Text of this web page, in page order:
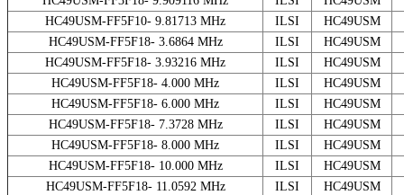
HC49USM-FF5F10- 9.81713 MHz
ILSI
HC49USM
HC49USM-FF5F18- 3.6864 MHz
ILSI
HC49USM
HC49USM-FF5F18- 3.93216 MHz
ILSI
HC49USM
HC49USM-FF5F18- 4.000 MHz
ILSI
HC49USM
HC49USM-FF5F18- 6.000 MHz
ILSI
HC49USM
HC49USM-FF5F18- 7.3728 MHz
ILSI
HC49USM
HC49USM-FF5F18- 8.000 MHz
ILSI
HC49USM
HC49USM-FF5F18- 10.000 MHz
ILSI
HC49USM
HC49USM-FF5F18- 11.0592 MHz
ILSI
HC49USM